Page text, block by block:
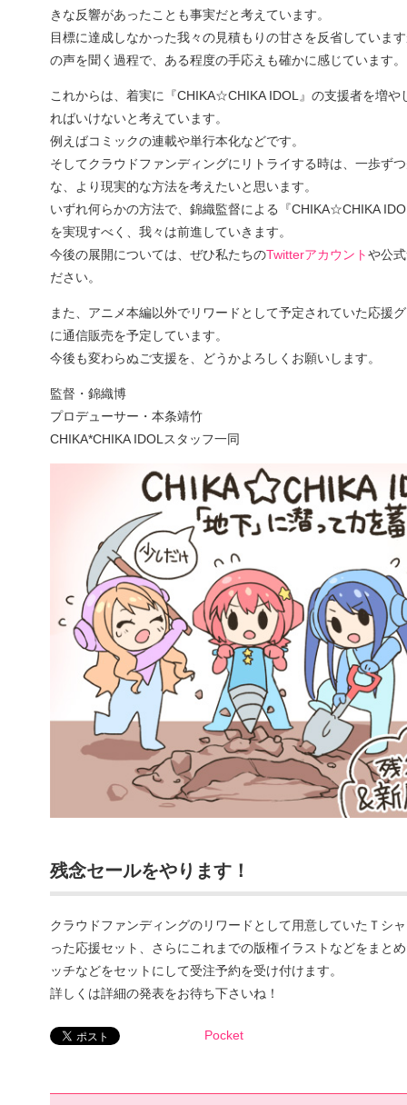
きな反響があったことも事実だと考えています。
目標に達成しなかった我々の見積もりの甘さを反省していま
の声を聞く過程で、ある程度の手応えも確かに感じています。
これからは、着実に『CHIKA☆CHIKA IDOL』の支援者を増や
ればいけないと考えています。
例えばコミックの連載や単行本化などです。
そしてクラウドファンディングにリトライする時は、一歩ず
な、より現実的な方法を考えたいと思います。
いずれ何らかの方法で、錦織監督による『CHIKA☆CHIKA
を実現すべく、我々は前進していきます。
今後の展開については、ぜひ私たちのTwitterアカウントや公
ださい。
また、アニメ本編以外でリワードとして予定されていた応援
に通信販売を予定しています。
今後も変わらぬご支援を、どうかよろしくお願いします。
監督・錦織博
プロデューサー・本条靖竹
CHIKA*CHIKA IDOLスタッフ一同
残念セールをやります！
クラウドファンディングのリワードとして用意していたＴシ
った応援セット、さらにこれまでの版権イラストなどをまと
ッチなどをセットにして受注予約を受け付けます。
詳しくは詳細の発表をお待ち下さいね！
Pocket